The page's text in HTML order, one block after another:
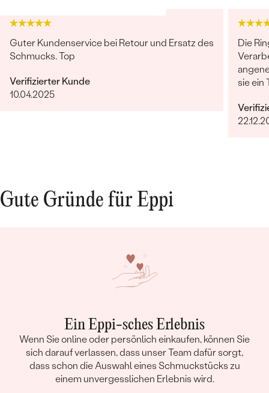
Guter Kundenservice bei Retour und Ersatz des
Schmucks. Top
Verifizierter Kunde
10.04.2025
Die
sie ein
und
Gute Gründe für Eppi
Ein Eppi-sches Erlebnis
Wenn Sie online oder persönlich einkaufen, können Sie
sich darauf verlassen, dass unser Team dafür sorgt,
dass schon die Auswahl eines Schmuckstücks zu
einem unvergesslichen Erlebnis wird.